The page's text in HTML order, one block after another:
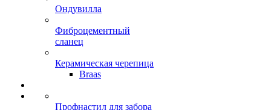
Ондувилла
Фиброцементный
сланец
Керамическая черепица
Braas
Профнастил для забора